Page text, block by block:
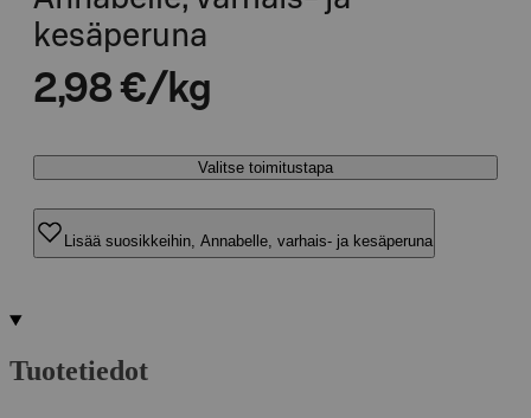
kesäperuna
2,98 €/kg
Valitse toimitustapa
Lisää suosikkeihin, Annabelle, varhais- ja kesäperuna
Tuotetiedot